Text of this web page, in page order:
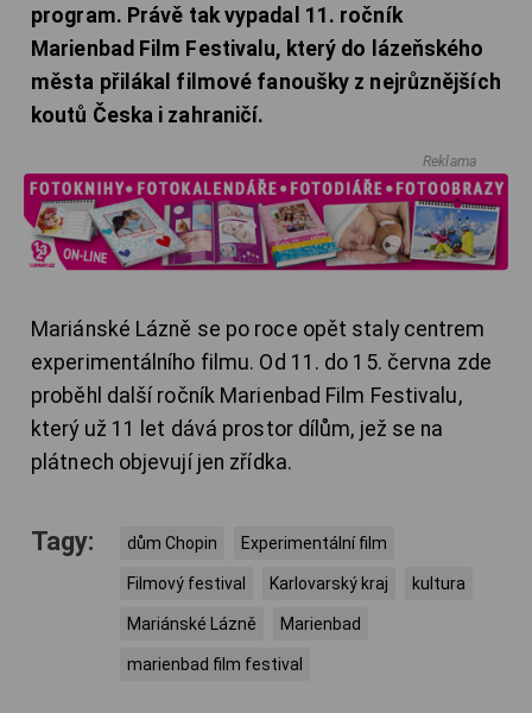
program. Právě tak vypadal 11. ročník
Marienbad Film Festivalu, který do lázeňského
města přilákal filmové fanoušky z nejrůznějších
koutů Česka i zahraničí.
Reklama
Mariánské Lázně se po roce opět staly centrem
experimentálního filmu. Od 11. do 15. června zde
proběhl další ročník Marienbad Film Festivalu,
který už 11 let dává prostor dílům, jež se na
plátnech objevují jen zřídka.
Tagy: dům Chopin Experimentální film
Filmový festival Karlovarský kraj kultura
Mariánské Lázně Marienbad
marienbad film festival